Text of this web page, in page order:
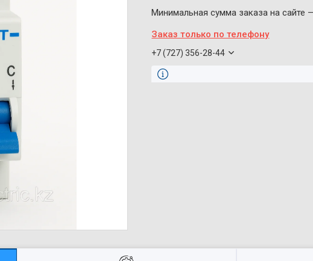
Минимальная сумма заказа на сайте
Заказ только по телефону
+7 (727) 356-28-44